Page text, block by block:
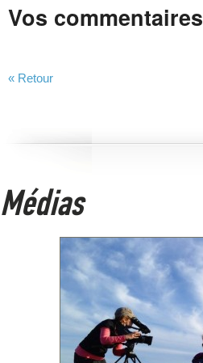
Vos commentaires
« Retour
Médias